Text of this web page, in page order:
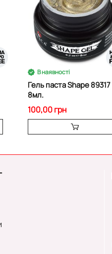
В наявності
Гель паста Shape 89317
8мл.
100,00 грн